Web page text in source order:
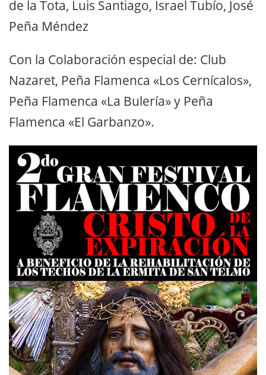
de la Tota, Luis Santiago, Israel Tubío, José
Peña Méndez
Con la Colaboración especial de: Club
Nazaret, Peña Flamenca «Los Cernícalos»,
Peña Flamenca «La Bulería» y Peña
Flamenca «El Garbanzo».